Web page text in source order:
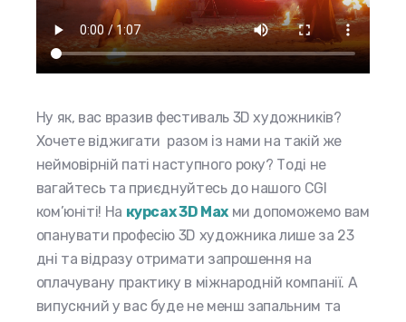
Ну як, вас вразив фестиваль 3D художників?
Хочете віджигати разом із нами на такій же
неймовірній паті наступного року? Тоді не
вагайтесь та приєднуйтесь до нашого CGI
ком’юніті! На курсах 3D Maxми допоможемо вам
опанувати професію 3D художника лише за 23
дні та відразу отримати запрошення на
оплачувану практику в міжнародній компанії. А
випускний у вас буде не менш запальним та